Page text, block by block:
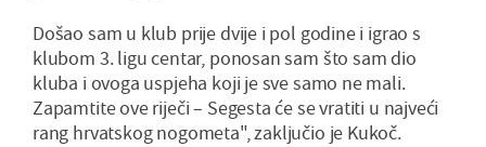
Došao sam u klub prije dvije i pol godine i igrao s
klubom 3. ligu centar, ponosan sam što sam dio
kluba i ovoga uspjeha koji je sve samo ne mali.
Zapamtite ove riječi – Segesta će se vratiti u najveći
rang hrvatskog nogometa", zaključio je Kukoč.